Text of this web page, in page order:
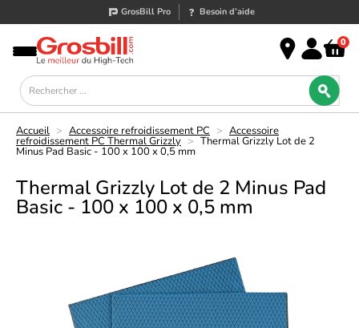
GrosBill Pro Besoin d’aide
0
Accueil > Accessoire refroidissement PC > Accessoire
refroidissement PC Thermal Grizzly > Thermal Grizzly Lot de 2
Minus Pad Basic - 100 x 100 x 0,5 mm
Thermal Grizzly Lot de 2 Minus Pad
Basic - 100 x 100 x 0,5 mm